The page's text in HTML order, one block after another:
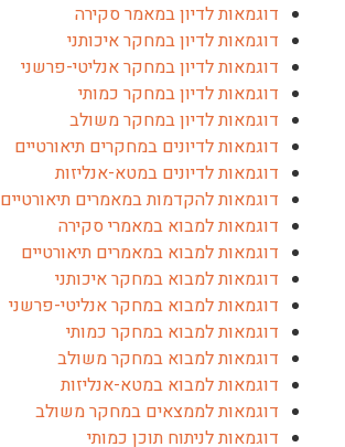
דוגמאות לדיון במאמר סקירה
דוגמאות לדיון במחקר איכותני
דוגמאות לדיון במחקר אנליטי-פרשני
דוגמאות לדיון במחקר כמותי
דוגמאות לדיון במחקר משולב
דוגמאות לדיונים במחקרים תיאורטיים
דוגמאות לדיונים במטא-אנליזות
דוגמאות להקדמות במאמרים תיאורטיים
דוגמאות למבוא במאמרי סקירה
דוגמאות למבוא במאמרים תיאורטיים
דוגמאות למבוא במחקר איכותני
דוגמאות למבוא במחקר אנליטי-פרשני
דוגמאות למבוא במחקר כמותי
דוגמאות למבוא במחקר משולב
דוגמאות למבוא במטא-אנליזות
דוגמאות לממצאים במחקר משולב
דוגמאות לניתוח תוכן כמותי